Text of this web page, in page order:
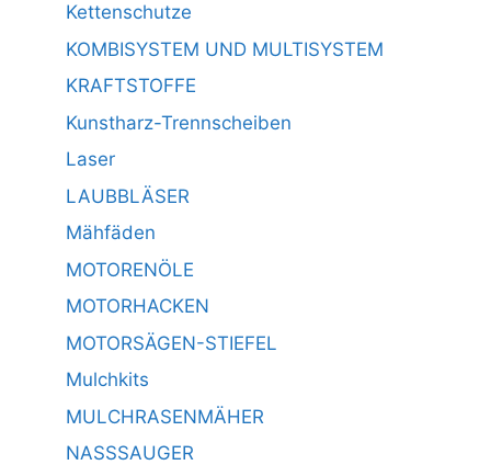
Kettenschutze
KOMBISYSTEM UND MULTISYSTEM
KRAFTSTOFFE
Kunstharz-Trennscheiben
Laser
LAUBBLÄSER
Mähfäden
MOTORENÖLE
MOTORHACKEN
MOTORSÄGEN-STIEFEL
Mulchkits
MULCHRASENMÄHER
NASSSAUGER